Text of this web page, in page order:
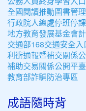
全國閱讀推動圖書管
行政院人總處停班停
地方教育發展基金會
交通部168交通安全入
利衝通報暨補交關係
補助交易關係公開平臺
教育部詐騙防治專區
成語隨時背